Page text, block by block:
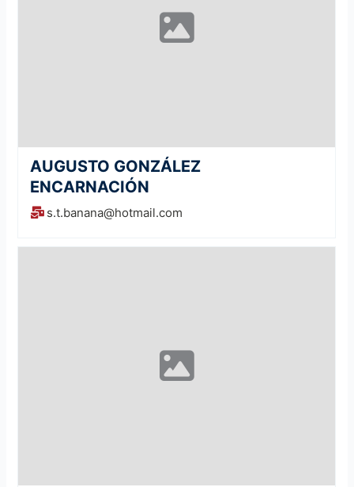
AUGUSTO GONZÁLEZ
ENCARNACIÓN
s.t.banana@hotmail.com